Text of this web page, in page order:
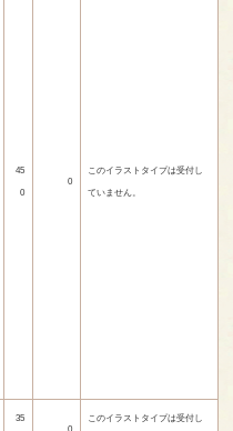
45
0
0
このイラストタイプは受付し
ていません。
35
0
このイラストタイプは受付し